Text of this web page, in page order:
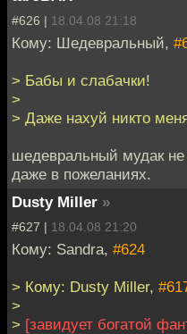
#626 | 18.04.08 21:18
Кому: Шедевральный,
> Бабы и слабачки!
>
> Даже нахуй никто
шедевральный мудак
даже в пожеланиях.
Dusty Miller »
#627 | 18.04.08 21:20
Кому: Sandra, #624
> Кому: Dusty Miller,
>
> [завидует богатой